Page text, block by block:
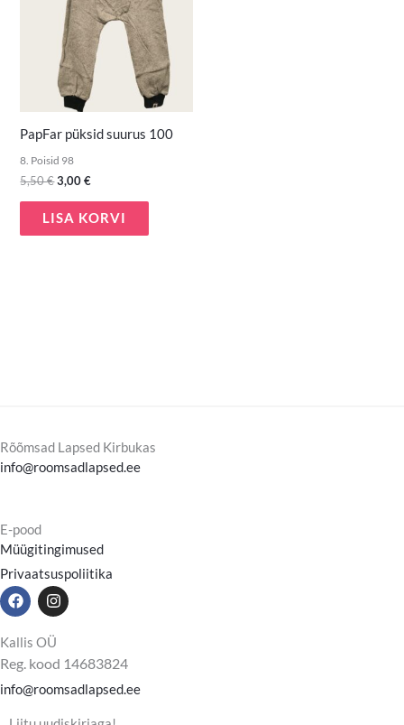
PapFar püksid suurus 100
8. Poisid 98
5,50€3,00€
LISA KORVI
Rõõmsad Lapsed Kirbukas
info@roomsadlapsed.ee
E-pood
Müügitingimused
Privaatsuspoliitika
F
a
c
e
b
o
o
k
I
n
s
t
a
g
r
a
m
Kallis OÜ
Reg. kood 14683824
info@roomsadlapsed.ee